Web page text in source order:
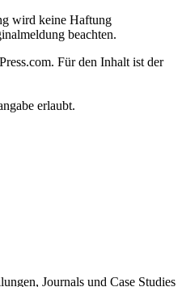
wird keine Haftung
beachten.
Für den Inhalt ist der
erlaubt.
Journals und Case Studies